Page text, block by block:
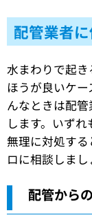
配管業者
水まわりで起
ほうが良いケ
んなときは配
します。いず
無理に対処す
ロに相談しまし
配管から